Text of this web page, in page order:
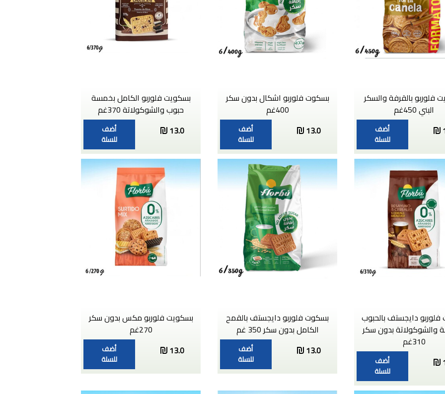
فلوربو بالقرفة والسكر
البني 450غم
أضف
للسلة
بسكوت فلوربو اشكال بدون سكر
400غم
13.0
أضف
للسلة
بسكويت فلوربو الكامل بخمسة
حبوب والشوكولاتة 370غم
13.0
أضف
للسلة
دايجستف بالحبوب
والشوكولاتة بدون سكر
310غم
أضف
للسلة
بسكوت فلوربو دايجستف بالقمح
الكامل بدون سكر 350 غم
13.0
أضف
للسلة
بسكويت فلوربو مكس بدون سكر
270غم
13.0
أضف
للسلة